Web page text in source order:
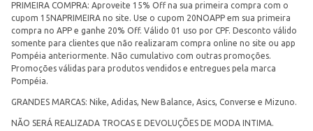
PRIMEIRA COMPRA: Aproveite 15% Off na sua primeira compra com o
cupom 15NAPRIMEIRA no site. Use o cupom 20NOAPP em sua primeira
compra no APP e ganhe 20% Off. Válido 01 uso por CPF. Desconto válido
somente para clientes que não realizaram compra online no site ou app
Pompéia anteriormente. Não cumulativo com outras promoções.
Promoções válidas para produtos vendidos e entregues pela marca
Pompéia.
GRANDES MARCAS: Nike, Adidas, New Balance, Asics, Converse e Mizuno.
NÃO SERÁ REALIZADA TROCAS E DEVOLUÇÕES DE MODA INTIMA.